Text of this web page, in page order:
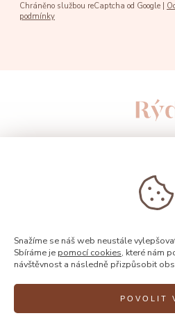
Chráněno službou reCaptcha od Google |
podmínky
© 2026,
Snažíme se náš web neustále
Sbíráme je pomocí cookies, které nám
návštěvnost a následně přizpůsobit
POVOLIT